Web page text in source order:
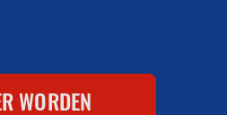
WORDEN